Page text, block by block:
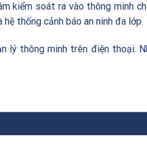
kiểm soát ra vào thông minh
thống cảnh báo an ninh đa lớp.
lý thông minh trên điện thoại.